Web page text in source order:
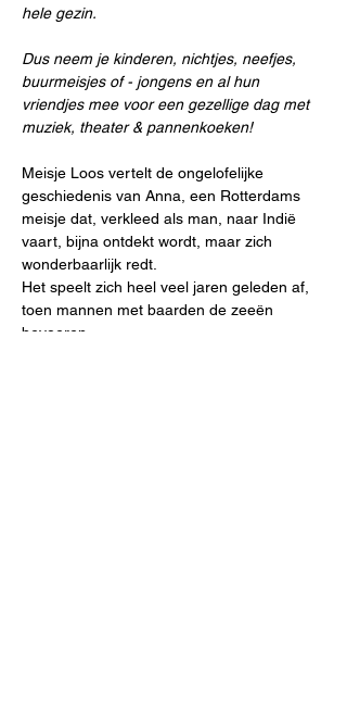
hele gezin.
Dus neem je kinderen, nichtjes, neefjes,
buurmeisjes of - jongens en al hun
vriendjes mee voor een gezellige dag met
muziek, theater & pannenkoeken!
Meisje Loos vertelt de ongelofelijke
geschiedenis van Anna, een Rotterdams
meisje dat, verkleed als man, naar Indië
vaart, bijna ontdekt wordt, maar zich
Het speelt zich heel veel jaren geleden af,
toen mannen met baarden de zeeën
bevoeren.